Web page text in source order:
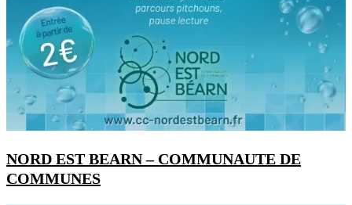
NORD EST BEARN – COMMUNAUTE DE
COMMUNES